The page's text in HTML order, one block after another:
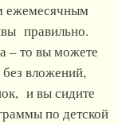
ежемесячным
правильно.
– то вы можете
вложений,
и вы сидите
по детской